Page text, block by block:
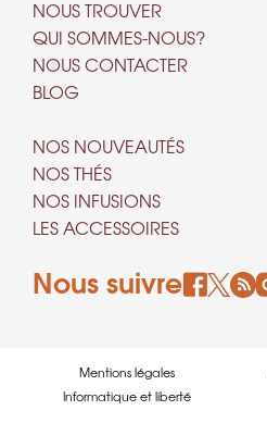
NOUS TROUVER
QUI SOMMES-NOUS?
NOUS CONTACTER
BLOG
NOS NOUVEAUTÉS
NOS THÉS
NOS INFUSIONS
LES ACCESSOIRES
Nous suivre
Mentions légales
Informatique et liberté